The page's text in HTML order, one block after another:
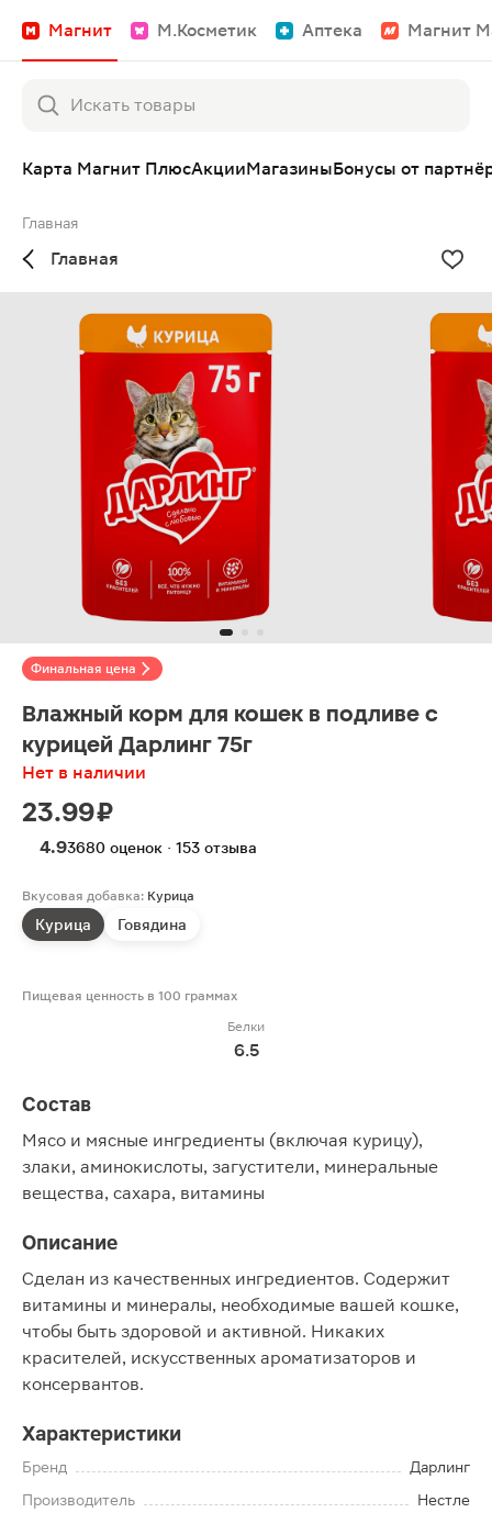
Магнит М.Косметик Аптека Магнит
Карта Магнит ПлюсАкцииМагазиныБонусы от
Главная
Главная
Финальная цена
Влажный корм для кошек в подливе с
курицей Дарлинг 75г
Нет в наличии
23.99 ₽
4.93680 оценок · 153 отзыва
Вкусовая добавка: Курица
Курица Говядина
Пищевая ценность в 100 граммах
Белки
6.5
Состав
Мясо и мясные ингредиенты (включая курицу),
злаки, аминокислоты, загустители, минеральные
вещества, сахара, витамины
Описание
Сделан из качественных ингредиентов. Содержит
витамины и минералы, необходимые вашей кошке,
чтобы быть здоровой и активной. Никаких
красителей, искусственных ароматизаторов и
консервантов.
Характеристики
Бренд
Дарлинг
Производитель
Нестле